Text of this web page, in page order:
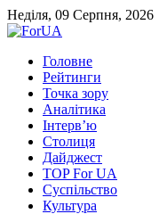
Неділя, 09 Серпня, 2026
Головне
Рейтинги
Точка зору
Аналітика
Інтерв’ю
Столиця
Дайджест
TOP For UA
Суспiльство
Культура